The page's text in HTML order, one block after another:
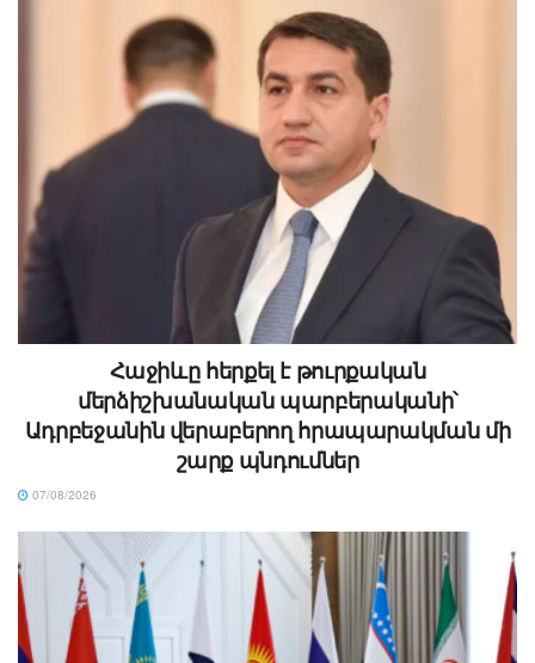
Հաջիևը հերքել է թուրքական
մերձիշխանական պարբերականի՝
Ադրբեջանին վերաբերող հրապարակման մի
շարք պնդումներ
07/08/2026